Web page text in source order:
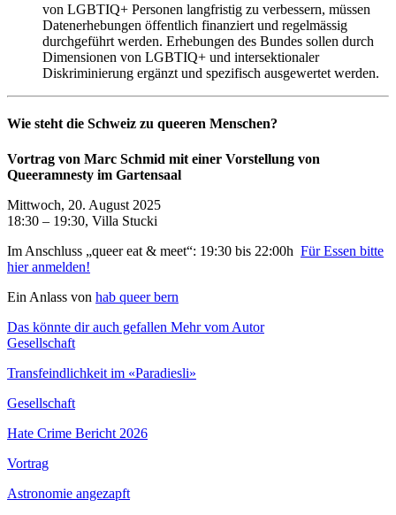
von LGBTIQ+ Personen langfristig zu verbessern, müssen
Datenerhebungen öffentlich finanziert und regelmässig
durchgeführt werden. Erhebungen des Bundes sollen durch
Dimensionen von LGBTIQ+ und intersektionaler
Diskriminierung ergänzt und spezifisch ausgewertet werden.
Wie steht die Schweiz zu queeren Menschen?
Vortrag von Marc Schmid mit einer Vorstellung von
Queeramnesty im Gartensaal
Mittwoch, 20. August 2025
18:30 – 19:30, Villa Stucki
Im Anschluss „queer eat & meet“: 19:30 bis 22:00h Für Essen bitte
hier anmelden!
Ein Anlass von hab queer bern
Das könnte dir auch gefallen Mehr vom Autor
Gesellschaft
Transfeindlichkeit im «Paradiesli»
Gesellschaft
Hate Crime Bericht 2026
Vortrag
Astronomie angezapft